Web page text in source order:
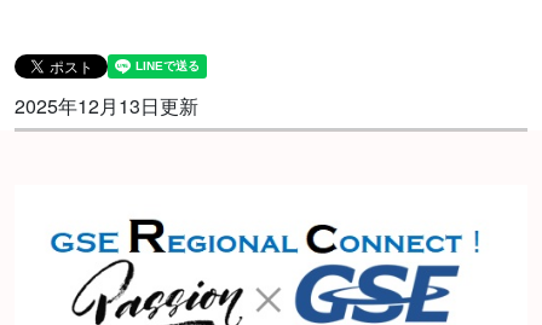
2025年12月13日更新